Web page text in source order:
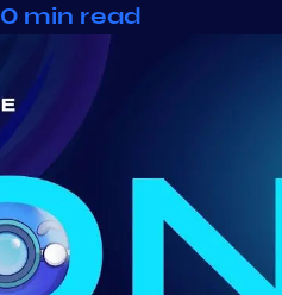
0 min read